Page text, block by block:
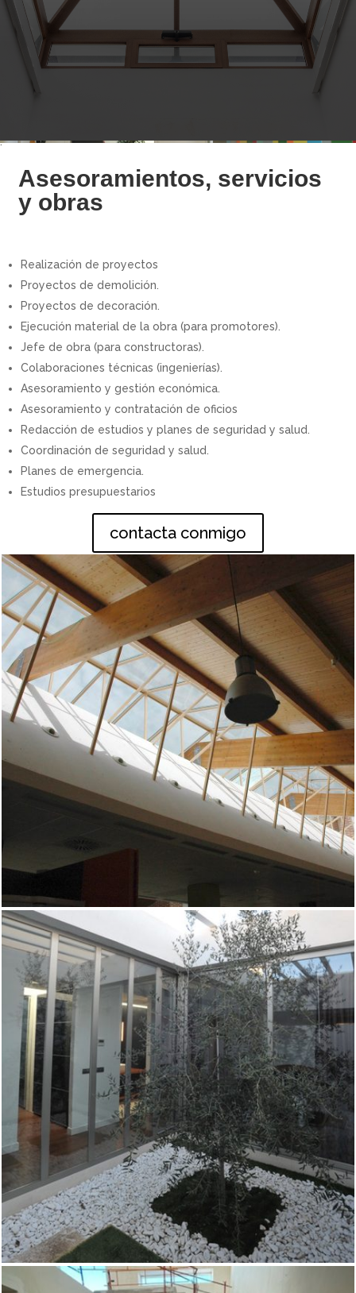
.
Asesoramientos, servicios
y obras
Realización de proyectos
Proyectos de demolición.
Proyectos de decoración.
Ejecución material de la obra (para promotores).
Jefe de obra (para constructoras).
Colaboraciones técnicas (ingenierías).
Asesoramiento y gestión económica.
Asesoramiento y contratación de oficios
Redacción de estudios y planes de seguridad y salud.
Coordinación de seguridad y salud.
Planes de emergencia.
Estudios presupuestarios
contacta conmigo